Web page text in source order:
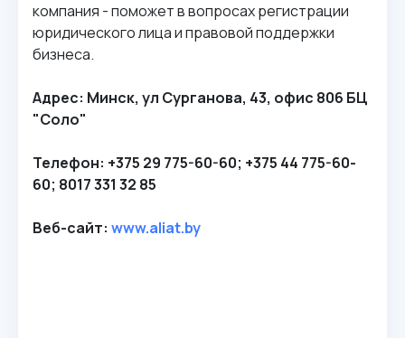
компания - поможет в вопросах регистрации
юридического лица и правовой поддержки
бизнеса.
Адрес: Минск, ул Сурганова, 43, офис 806 БЦ
"Соло"
Телефон: +375 29 775-60-60; +375 44 775-60-
60; 8017 331 32 85
Веб-сайт: www.aliat.by